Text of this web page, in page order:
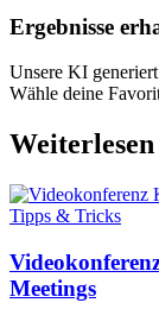
Ergebnisse
Unsere KI
Wähle deine
Weiterlesen
Tipps & Tricks
Meetings